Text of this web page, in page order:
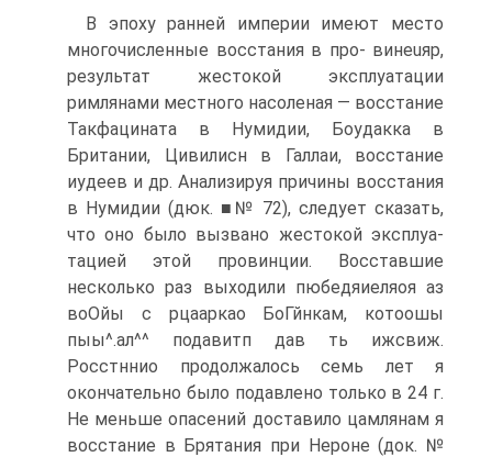
В эпоху ранней империи имеют место
многочисленные восстания в про- винеuяр,
результат жестокой эксплуатации
римлянами местного насоленая — восстание
Такфацината в Нумидии, Боудакка в
Британии, Цивилисн в Гал­лаи, восстание
иудеев и др. Анализируя причины восстания
в Нумидии (дюк. ■№ 72), следует сказать,
что оно было вызвано жестокой эксплуа­
тацией этой провинции. Восставшие
несколько раз выходили пюбeдяиeляоя аз
воОйы с pцaaркaо БоГйнкам, котоошы
пыы^.ал^^ подавитп дав ть ижсвиж.
Росстннио продолжалось семь лет я
окончательно было подавлено только в 24 г.
Не меньше опасений доставило цамлянам я
восстание в Брятания при Нероне (док. №